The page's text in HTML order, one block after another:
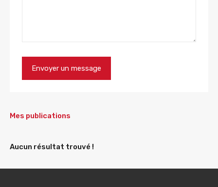
Mes publications
Aucun résultat trouvé !